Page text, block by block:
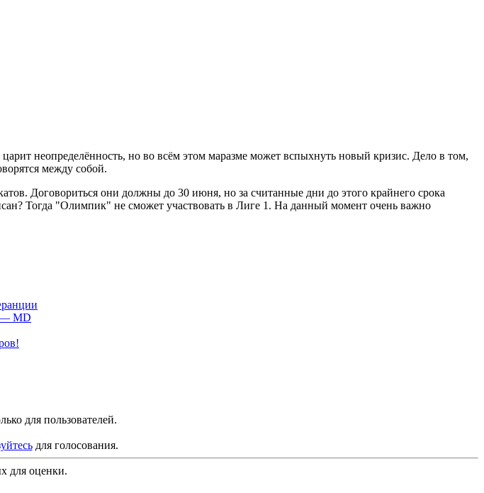
неопределённость, но во всём этом маразме может вспыхнуть новый кризис. Дело в том,
между собой.
Договориться они должны до 30 июня, но за считанные дни до этого крайнего срока
Тогда "Олимпик" не сможет участвовать в Лиге 1. На данный момент очень важно
— MD
для пользователей.
для голосования.
для оценки.